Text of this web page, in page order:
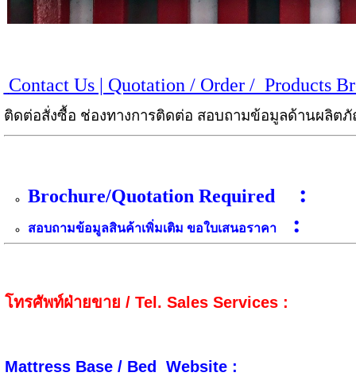
Contact Us | Quotation / Order / Products
ติดต่อสั่งซื้อ ช่องทางการติดต่อ สอบถามข้อมูลด้านผลิต
Brochure/Quotation Required :
สอบถามข้อมูลสินค้าเพิ่มเติม ขอใบเสนอราคา :
โทรศัพท์ฝ่ายขาย / Tel. Sales Services :
Mattress Base / Bed Website :